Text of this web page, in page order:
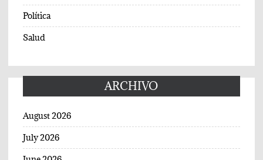
Política
Salud
ARCHIVO
August 2026
July 2026